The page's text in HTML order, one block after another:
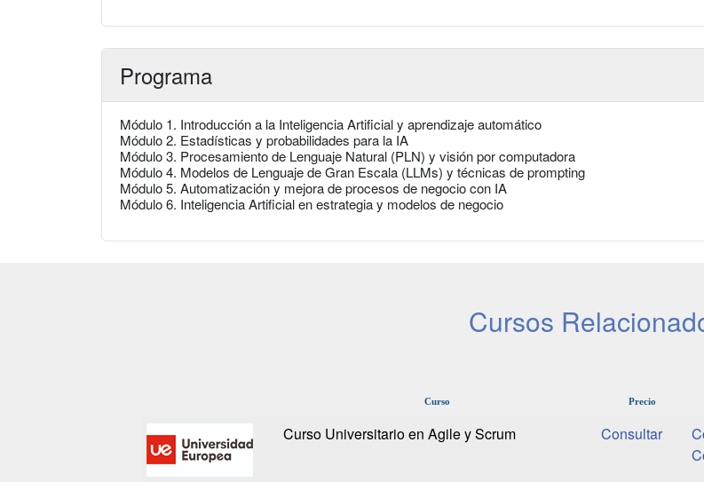
Programa
Módulo 1. Introducción a la Inteligencia Artificial y aprendizaje automático
Módulo 2. Estadísticas y probabilidades para la IA
Módulo 3. Procesamiento de Lenguaje Natural (PLN) y visión por computadora
Módulo 4. Modelos de Lenguaje de Gran Escala (LLMs) y técnicas de prompting
Módulo 5. Automatización y mejora de procesos de negocio con IA
Módulo 6. Inteligencia Artificial en estrategia y modelos de negocio
Cursos
Curso Precio
Curso Universitario en Agile y Scrum